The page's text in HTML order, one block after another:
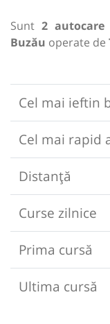
Sunt 2 autocare
Buzău operate de
Cel mai ieftin
Cel mai rapid
Distanță
Curse zilnice
Prima cursă
Ultima cursă